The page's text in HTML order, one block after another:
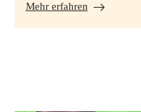
Mehr erfahren